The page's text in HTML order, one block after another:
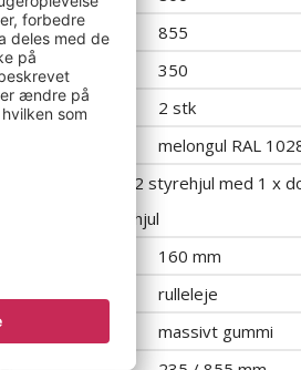
855
350
2 stk
melongul RAL
2 styrehjul med 1 x
hjul
160 mm
rulleleje
massivt gummi